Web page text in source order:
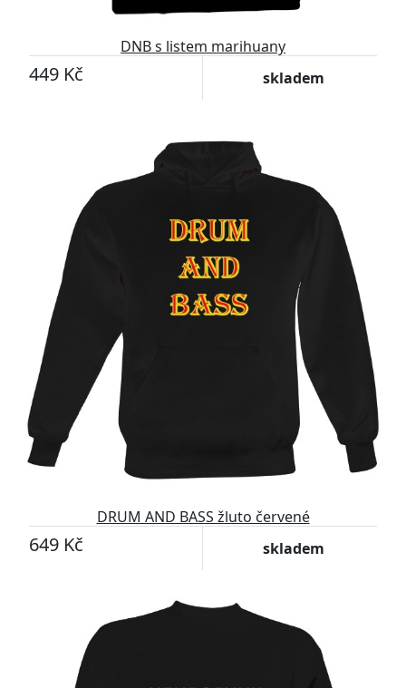
DNB s listem marihuany
449 Kč skladem
DRUM AND BASS žluto červené
649 Kč skladem